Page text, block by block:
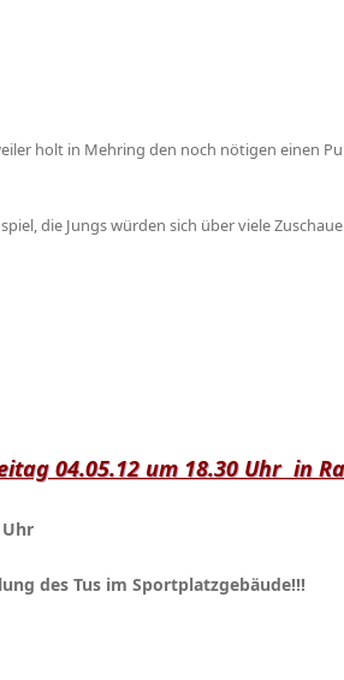
holt in Mehring den noch nötigen einen
die Jungs würden sich über viele
04.05.12 um 18.30 Uhr in
des Tus im Sportplatzgebäude!!!